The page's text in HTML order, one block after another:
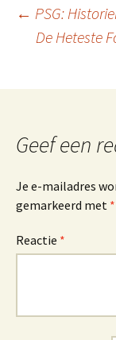
← PSG:
De Heteste
Geef een
Je e-mailadres
gemarkeerd met *
Reactie *